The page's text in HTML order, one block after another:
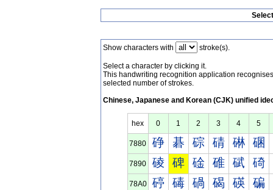
Show characters with stroke(s).
Select a character by clicking it.
This handwriting recognition application
selected number of strokes.
Chinese, Japanese and Korean (CJK) unified
hex 0 1 2 3 4 5
7880 碀 碁 碂 碃 碄 碅
7890 碐 碑 碒 碓 碔 碕
78A0 碠 碡 碢 碣 碤 碥